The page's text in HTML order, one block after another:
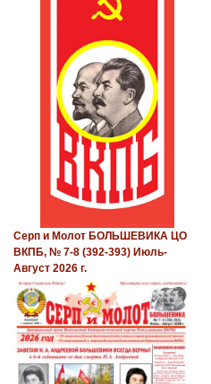
Серп и Молот БОЛЬШЕВИКА ЦО
ВКПБ, № 7-8 (392-393) Июль-
Август 2026 г.